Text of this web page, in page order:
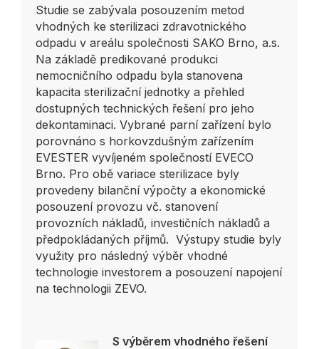
Studie se zabývala posouzením metod
vhodných ke sterilizaci zdravotnického
odpadu v areálu společnosti SAKO Brno, a.s.
Na základě predikované produkci
nemocničního odpadu byla stanovena
kapacita sterilizační jednotky a přehled
dostupných technických řešení pro jeho
dekontaminaci. Vybrané parní zařízení bylo
porovnáno s horkovzdušným zařízením
EVESTER vyvíjeném společností EVECO
Brno. Pro obě variace sterilizace byly
provedeny bilanční výpočty a ekonomické
posouzení provozu vč. stanovení
provozních nákladů, investičních nákladů a
předpokládaných příjmů. Výstupy studie byly
využity pro následný výběr vhodné
technologie investorem a posouzení napojení
na technologii ZEVO.
S výběrem vhodného řešení